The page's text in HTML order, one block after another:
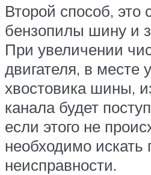
Второй способ, это
бензопилы шину и
При увеличении
двигателя, в месте
хвостовика шины,
канала будет
если этого не
необходимо искать
неисправности.